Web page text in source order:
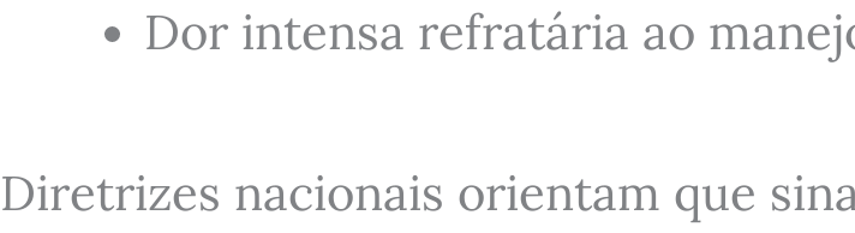
Dor intensa refratária ao
Diretrizes nacionais orientam que